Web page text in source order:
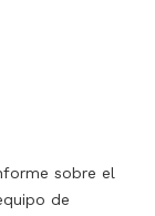
sobre el
de